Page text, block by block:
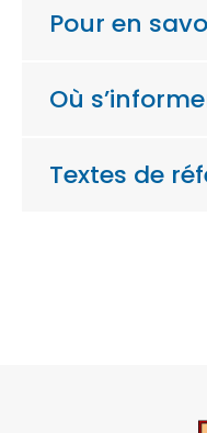
Pour en
Où
Textes de